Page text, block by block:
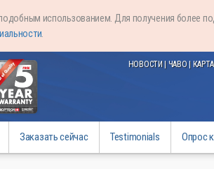
использованием. Для получения более
НОВОСТИ | ЧАВО |
Заказать сейчас Testimonials Опрос